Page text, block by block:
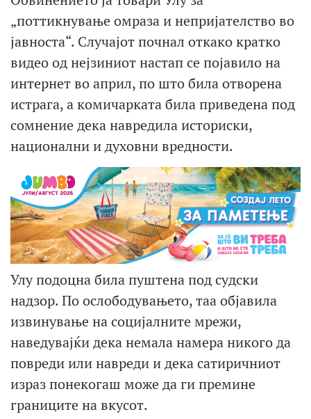
„поттикнување омраза и непријателство во
јавноста“. Случајот почнал откако кратко
видео од нејзиниот настап се појавило на
интернет во април, по што била отворена
истрага, а комичарката била приведена под
сомнение дека навредила историски,
национални и духовни вредности.
Улу подоцна била пуштена под судски
надзор. По ослободувањето, таа објавила
извинување на социјалните мрежи,
наведувајќи дека немала намера никого да
повреди или навреди и дека сатиричниот
израз понекогаш може да ги премине
границите на вкусот.